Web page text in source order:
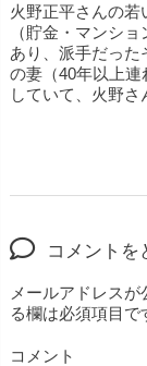
火野正平さんの若
（貯金・マンシ
あり、派手だっ
の妻（40年以上
していて、火野さ
コメントを
メールアドレスが
る欄は必須項目で
コメント